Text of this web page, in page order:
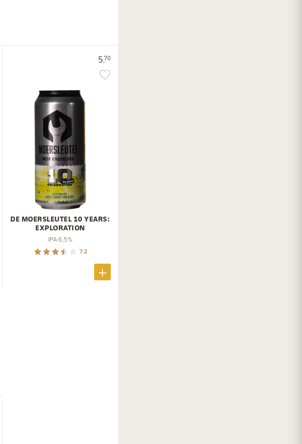
5.70
DE MOERSLEUTEL 10 YEARS:
EXPLORATION
IPA 6,5%
7.2